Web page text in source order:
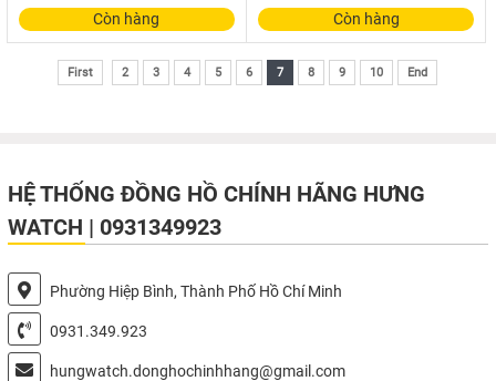
Còn hàng Còn hàng
First 2 3 4 5 6 7 8 9 10 End
HỆ THỐNG ĐỒNG HỒ CHÍNH HÃNG HƯNG
WATCH | 0931349923
Phường Hiệp Bình, Thành Phố Hồ Chí Minh
0931.349.923
hungwatch.donghochinhhang@gmail.com